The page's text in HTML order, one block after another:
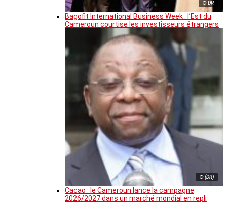
© DR
Bagofit International Business Week : l’Est du
Cameroun courtise les investisseurs étrangers
© (DR)
Cacao : le Cameroun lance la campagne
2026/2027 dans un marché mondial en repli